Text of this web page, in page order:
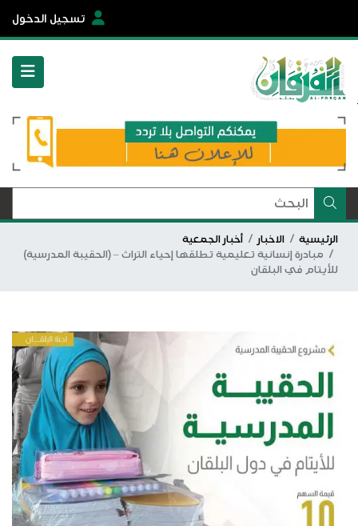
تسجيل الدخول
الرئيسية الاخبار
أخبار الجمعية
مبادرة إنسانية تعليمية تطلقها إحياء التراث – (الحقيبة المدرسية)
للأيتام في البلقان